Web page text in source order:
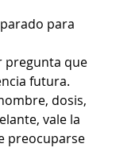
para
pregunta que
futura.
dosis,
vale la
preocuparse